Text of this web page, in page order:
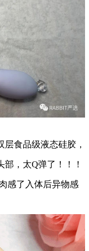
食品级液态硅胶，
，太Q弹了！！！
感了入体后异物感